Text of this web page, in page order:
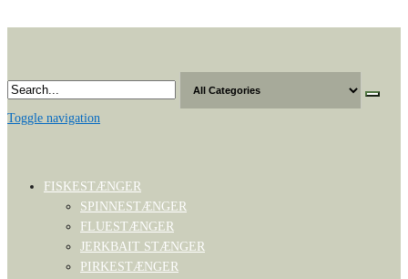
content
Toggle navigation
FISKESTÆNGER
SPINNESTÆNGER
FLUESTÆNGER
JERKBAIT STÆNGER
PIRKESTÆNGER